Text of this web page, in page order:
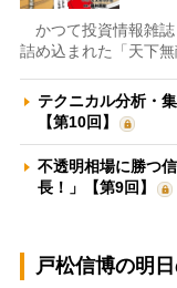
かつて投資情報雑誌
詰め込まれた「天下
テクニカル分析・
【第10回】
不透明相場に勝つ
長！」【第9回】
戸松信博の明